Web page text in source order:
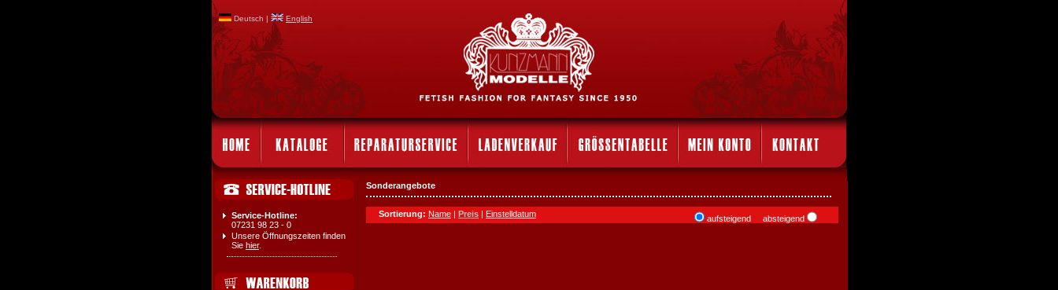
Deutsch | English
Service-Hotline:
07231 98 23 - 0
Unsere Öffnungszeiten finden
Sie hier.
Sonderangebote
Sortierung: Name | Preis | Einstelldatum aufsteigend absteigend